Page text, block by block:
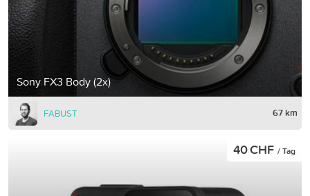
Sony FX3 Body (2x)
FABUST 67 km
40 CHF / Tag